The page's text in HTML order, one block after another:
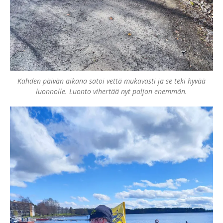
Kahden päivän aikana satoi vettä mukavasti ja se teki hyvää
luonnolle. Luonto vihertää nyt paljon enemmän.